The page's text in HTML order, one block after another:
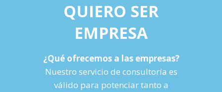
QUIERO SER
EMPRESA
¿Qué ofrecemos a las empresas?
Nuestro servicio de consultoría es
válido para potenciar tanto a